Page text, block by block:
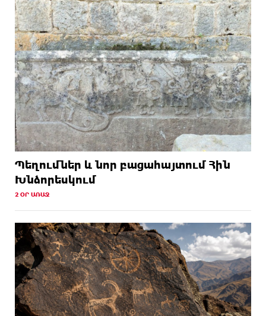
Պեղումներ և նոր բացահայտում Հին
Խնձորեսկում
2 ՕՐ ԱՌԱՋ